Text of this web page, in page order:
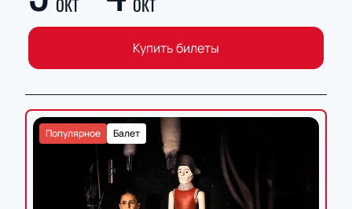
ОКТ ОКТ
Купить билеты
Балет
Популярное